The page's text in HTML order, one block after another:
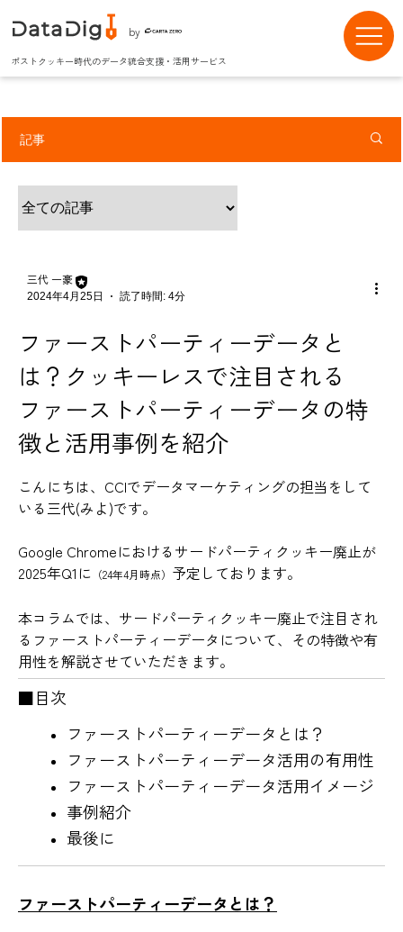
by
ポストクッキー時代のデータ統合支援・活用サービス
記事
三代 一豪
2024年4月25日 読了時間: 4分
ファーストパーティーデータと
は？クッキーレスで注目される
ファーストパーティーデータの特
徴と活用事例を紹介
こんにちは、CCIでデータマーケティングの担当をして
いる三代(みよ)です。
Google Chromeにおけるサードパーティクッキー廃止が
2025年Q1に （24年4月時点） 予定しております。
本コラムでは、サードパーティクッキー廃止で注目され
るファーストパーティーデータについて、その特徴や有
用性を解説させていただきます。
■目次
ファーストパーティーデータとは？
ファーストパーティーデータ活用の有用性
ファーストパーティーデータ活用イメージ
事例紹介
最後に
ファーストパーティーデータとは？